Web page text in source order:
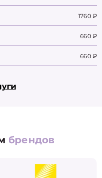
1760 ₽
660 ₽
660 ₽
брендов